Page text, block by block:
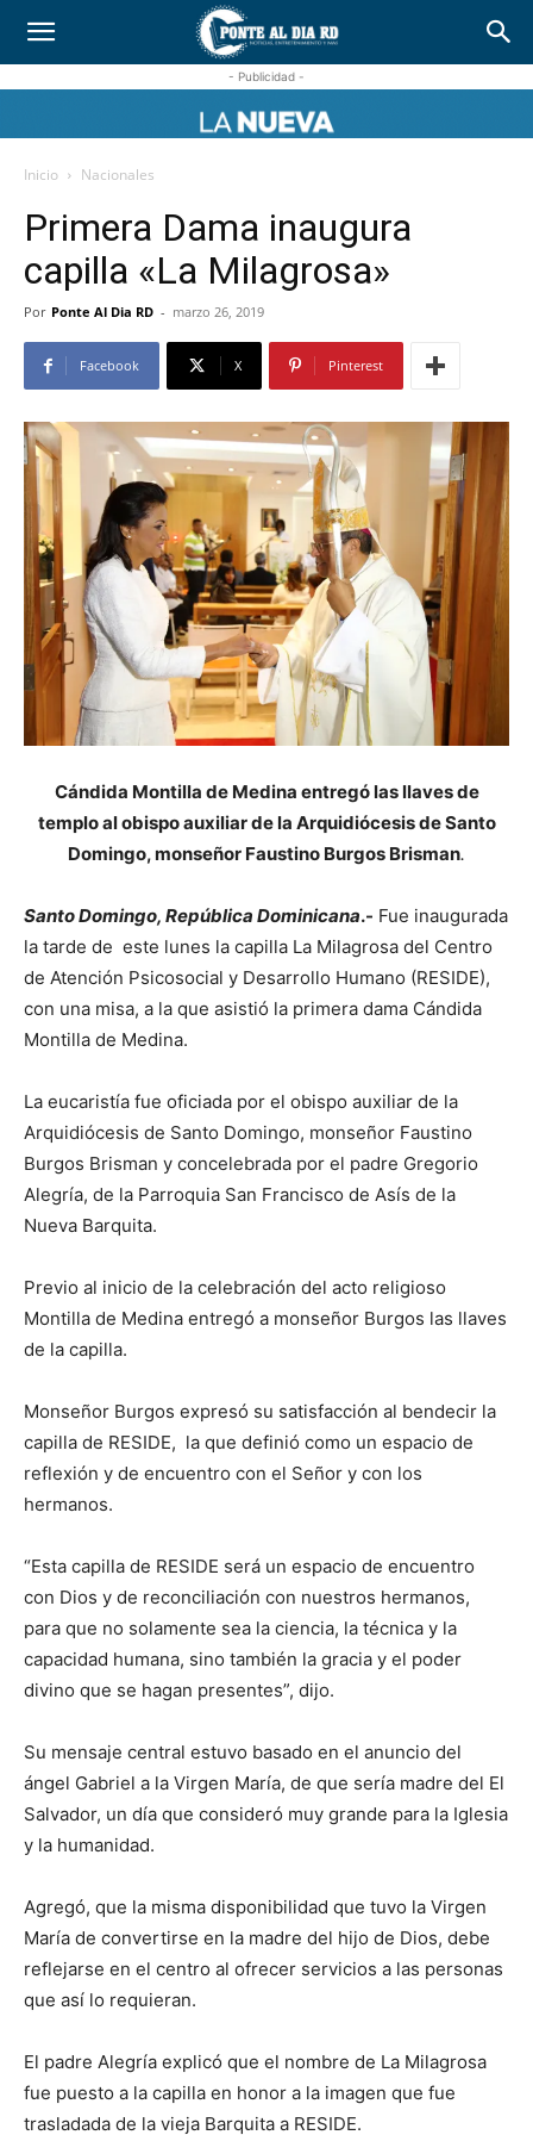
- Publicidad -
Inicio Nacionales
Primera Dama inaugura
capilla «La Milagrosa»
Por Ponte Al Dia RD - marzo 26, 2019
Facebook X Pinterest
Cándida Montilla de Medina entregó las llaves de
templo al obispo auxiliar de la Arquidiócesis de Santo
Domingo, monseñor Faustino Burgos Brisman.
Santo Domingo, República Dominicana.- Fue inaugurada
la tarde de este lunes la capilla La Milagrosa del Centro
de Atención Psicosocial y Desarrollo Humano (RESIDE),
con una misa, a la que asistió la primera dama Cándida
Montilla de Medina.
La eucaristía fue oficiada por el obispo auxiliar de la
Arquidiócesis de Santo Domingo, monseñor Faustino
Burgos Brisman y concelebrada por el padre Gregorio
Alegría, de la Parroquia San Francisco de Asís de la
Nueva Barquita.
Previo al inicio de la celebración del acto religioso
Montilla de Medina entregó a monseñor Burgos las llaves
de la capilla.
Monseñor Burgos expresó su satisfacción al bendecir la
capilla de RESIDE, la que definió como un espacio de
reflexión y de encuentro con el Señor y con los
hermanos.
“Esta capilla de RESIDE será un espacio de encuentro
con Dios y de reconciliación con nuestros hermanos,
para que no solamente sea la ciencia, la técnica y la
capacidad humana, sino también la gracia y el poder
divino que se hagan presentes”, dijo.
Su mensaje central estuvo basado en el anuncio del
ángel Gabriel a la Virgen María, de que sería madre del El
Salvador, un día que consideró muy grande para la Iglesia
y la humanidad.
Agregó, que la misma disponibilidad que tuvo la Virgen
María de convertirse en la madre del hijo de Dios, debe
reflejarse en el centro al ofrecer servicios a las personas
que así lo requieran.
El padre Alegría explicó que el nombre de La Milagrosa
fue puesto a la capilla en honor a la imagen que fue
trasladada de la vieja Barquita a RESIDE.